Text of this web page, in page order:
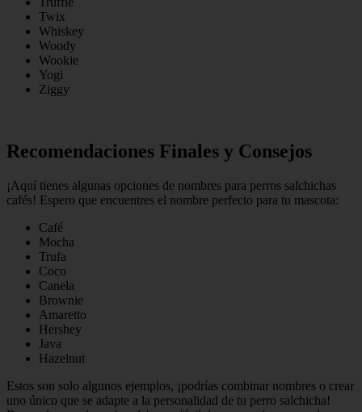
Twix
Whiskey
Woody
Wookie
Yogi
Ziggy
Recomendaciones Finales y Consejos
¡Aquí tienes algunas opciones de nombres para perros salchichas
cafés! Espero que encuentres el nombre perfecto para tu mascota:
Café
Mocha
Trufa
Coco
Canela
Brownie
Amaretto
Hershey
Java
Hazelnut
Estos son solo algunos ejemplos, ¡podrías combinar nombres o crear
uno único que se adapte a la personalidad de tu perro salchicha!